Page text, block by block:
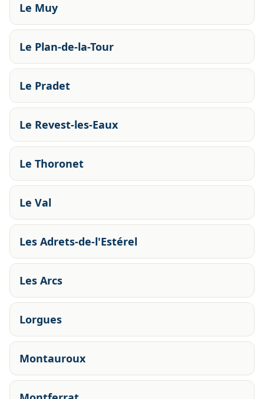
Le Muy
Le Plan-de-la-Tour
Le Pradet
Le Revest-les-Eaux
Le Thoronet
Le Val
Les Adrets-de-l'Estérel
Les Arcs
Lorgues
Montauroux